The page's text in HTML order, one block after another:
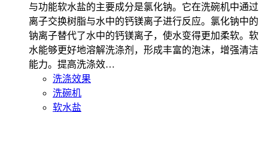
与功能软水盐的主要成分是氯化钠。它在洗碗机中通过
离子交换树脂与水中的钙镁离子进行反应。氯化钠中的
钠离子替代了水中的钙镁离子，使水变得更加柔软。软
水能够更好地溶解洗涤剂，形成丰富的泡沫，增强清洁
能力。提高洗涤效…
洗涤效果
洗碗机
软水盐